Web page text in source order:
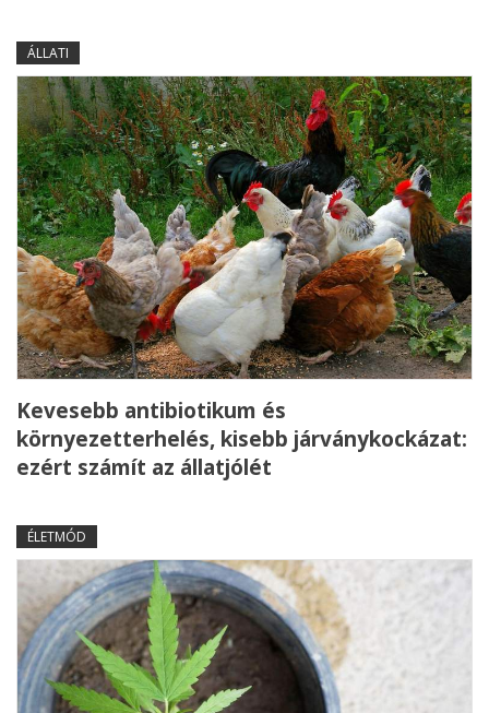
ÁLLATI
Kevesebb antibiotikum és
környezetterhelés, kisebb járványkockázat:
ezért számít az állatjólét
ÉLETMÓD